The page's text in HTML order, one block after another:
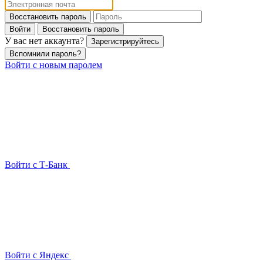
Восстановить пароль
Войти
Восстановить пароль
У вас нет аккаунта?
Зарегистрируйтесь
Вспомнили пароль?
Войти с новым паролем
Войти с Т-Банк
Войти с Яндекс